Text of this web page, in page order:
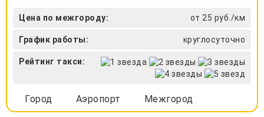
Цена по межгороду: от 25 руб./км
График работы: круглосуточно
Рейтинг такси:
Город Аэропорт Межгород